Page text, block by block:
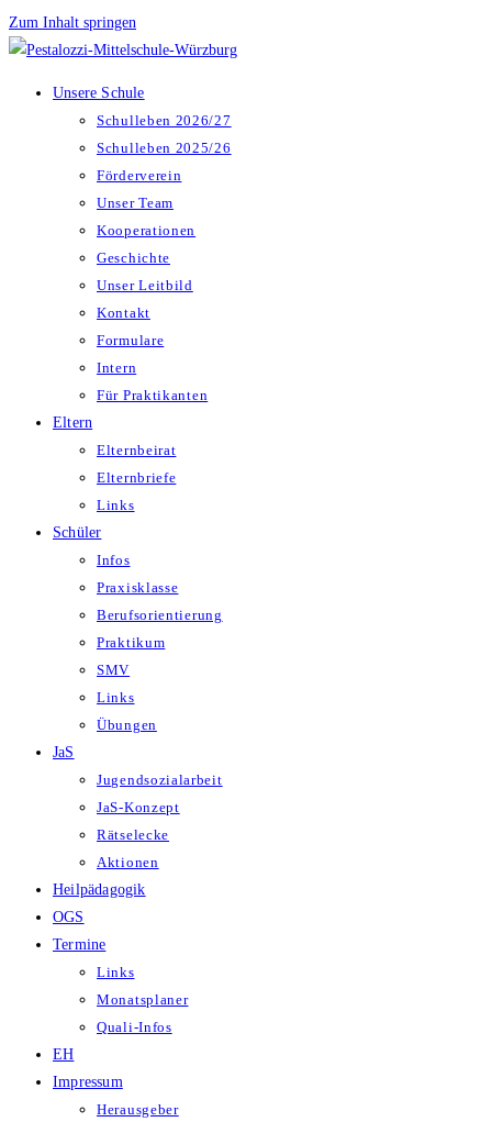
Zum Inhalt springen
Unsere Schule
Schulleben 2026/27
Schulleben 2025/26
Förderverein
Unser Team
Kooperationen
Geschichte
Unser Leitbild
Kontakt
Formulare
Intern
Für Praktikanten
Eltern
Elternbeirat
Elternbriefe
Links
Schüler
Infos
Praxisklasse
Berufsorientierung
Praktikum
SMV
Links
Übungen
JaS
Jugendsozialarbeit
JaS-Konzept
Rätselecke
Aktionen
Heilpädagogik
OGS
Termine
Links
Monatsplaner
Quali-Infos
EH
Impressum
Herausgeber